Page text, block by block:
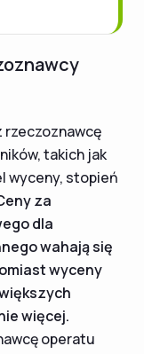
rzeczoznawcę
takich jak
wyceny, stopień
za
dla
wahają się
wyceny
więcej.
operatu